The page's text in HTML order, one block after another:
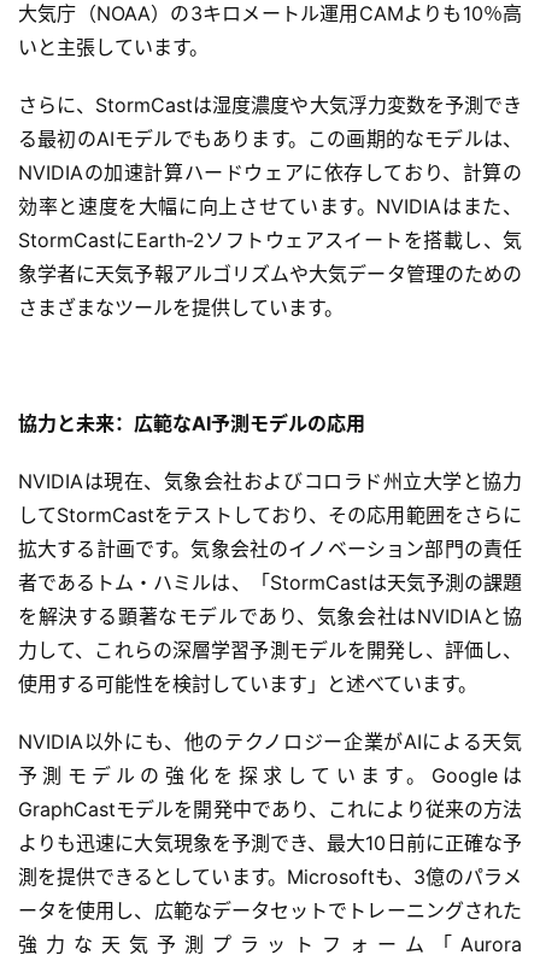
本
地
A
I
導
入
ラ
ウ
ド
導
入
3
大気庁（NOAA）の3キロメートル運用CAMよりも10％高
いと主張しています。
さらに、StormCastは湿度濃度や大気浮力変数を予測でき
る最初のAIモデルでもあります。この画期的なモデルは、
NVIDIAの加速計算ハードウェアに依存しており、計算の
効率と速度を大幅に向上させています。NVIDIAはまた、
StormCastにEarth-2ソフトウェアスイートを搭載し、気
象学者に天気予報アルゴリズムや大気データ管理のための
さまざまなツールを提供しています。
協力と未来：広範なAI予測モデルの応用
NVIDIAは現在、気象会社およびコロラド州立大学と協力
してStormCastをテストしており、その応用範囲をさらに
拡大する計画です。気象会社のイノベーション部門の責任
者であるトム・ハミルは、「StormCastは天気予測の課題
を解決する顕著なモデルであり、気象会社はNVIDIAと協
力して、これらの深層学習予測モデルを開発し、評価し、
使用する可能性を検討しています」と述べています。
NVIDIA以外にも、他のテクノロジー企業がAIによる天気
予測モデルの強化を探求しています。Googleは
GraphCastモデルを開発中であり、これにより従来の方法
よりも迅速に大気現象を予測でき、最大10日前に正確な予
測を提供できるとしています。Microsoftも、3億のパラメ
ータを使用し、広範なデータセットでトレーニングされた
強力な天気予測プラットフォーム「Aurora